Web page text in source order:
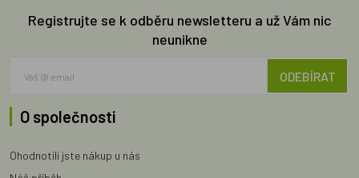
Registrujte se k odběru newsletteru a už Vám nic
neunikne
ODEBÍRAT
O společnosti
Ohodnotili jste nákup u nás